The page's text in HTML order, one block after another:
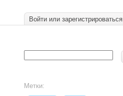
Войти или зарегистрироваться
Метки: